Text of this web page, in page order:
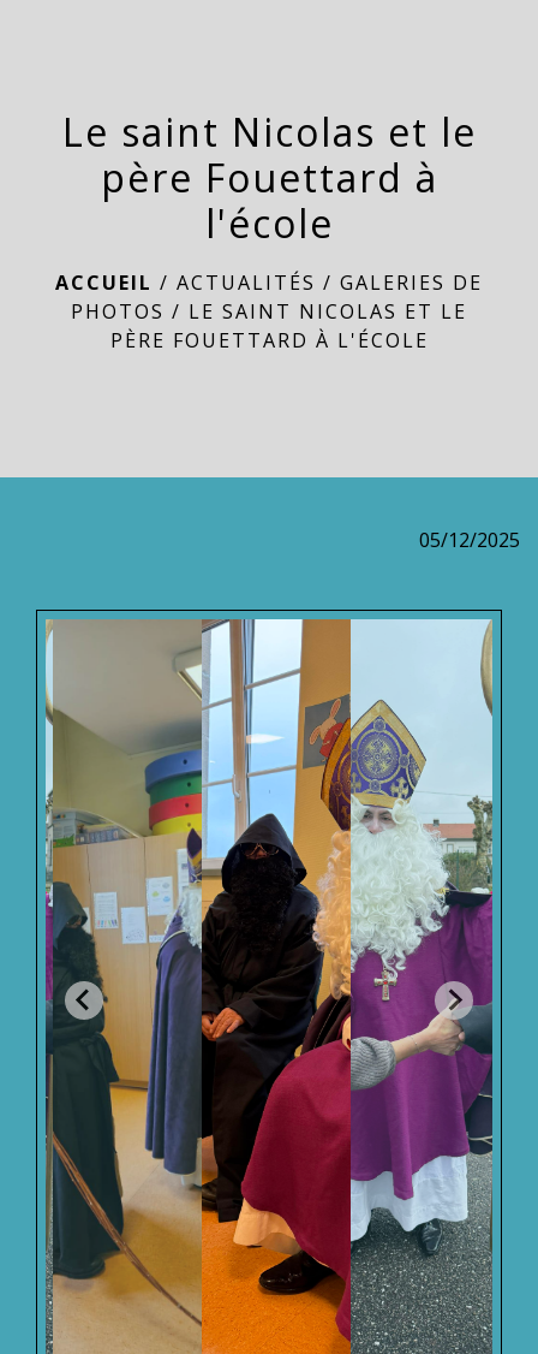
Le saint Nicolas et le
père Fouettard à
l'école
ACCUEIL / ACTUALITÉS / GALERIES DE
PHOTOS / LE SAINT NICOLAS ET LE
PÈRE FOUETTARD À L'ÉCOLE
05/12/2025